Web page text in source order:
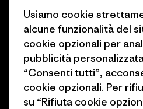
Obiettivi climatici
1% For The Planet
Come finanziamo
Buoni regalo
Trova un negozio
sito
Usiamo cookie
alcune funzionalità del
cookie opzionali per
pubblicità
“Consenti tutti”,
cookie opzionali. Per
su “Rifiuta cookie